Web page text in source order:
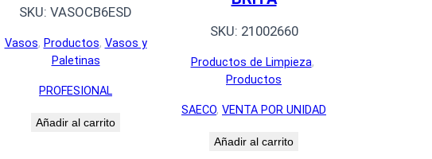
SKU: VASOCB6ESD
Vasos, Productos, Vasos y
Paletinas
PROFESIONAL
Añadir al carrito
SKU: 21002660
Productos de Limpieza
Productos
SAECO, VENTA POR UNIDAD
Añadir al carrito